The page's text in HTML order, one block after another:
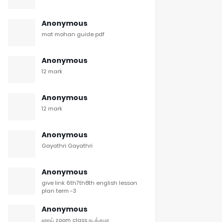
Anonymous
mat mohan guide pdf
Anonymous
12 mark
Anonymous
12 mark
Anonymous
Gayathri Gayathri
Anonymous
give link 6th7th8th english lesson
plan term -3
Anonymous
ஹாய் zoom class நடக்குமா